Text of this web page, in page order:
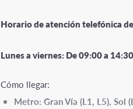
Horario de atención telefónica
Lunes a viernes: De 09:00 a 14:30
Cómo llegar:
Metro: Gran Vía (L1, L5), Sol